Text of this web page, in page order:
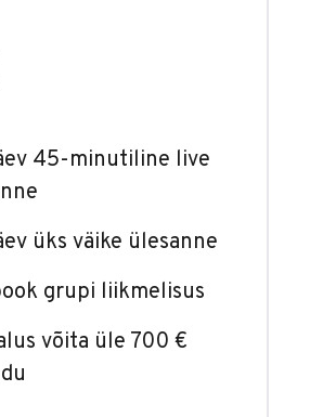
45-minutiline live
üks väike ülesanne
grupi liikmelisus
võita üle 700 €